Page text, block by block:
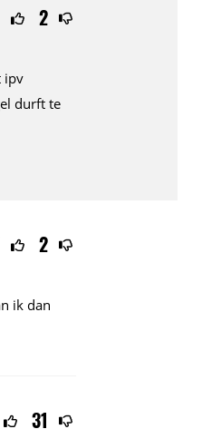
2
ipv
durft te
2
ik dan
31